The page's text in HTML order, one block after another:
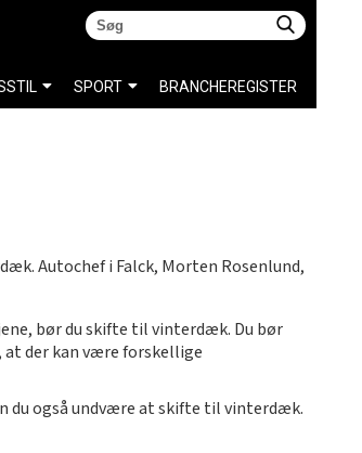
Autochef i Falck, Morten Rosenlund,
bør du skifte til vinterdæk. Du bør
at der kan være forskellige
du også undvære at skifte til vinterdæk.
SPORT BRANCHEREGISTER